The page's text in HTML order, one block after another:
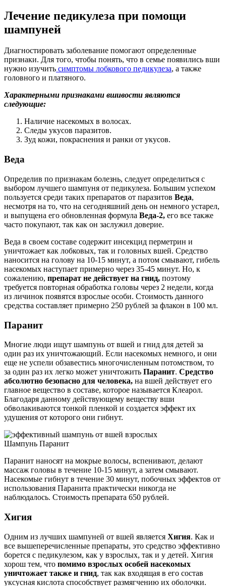
Лечение педикулеза при помощи
шампуней
Диагностировать заболевание помогают определенные
признаки. Для того, чтобы понять, что в семье появились вши
нужно изучить симптомы лобкового педикулеза, а также
головного и платяного.
Характерными признаками вшивости являются
следующие:
Наличие насекомых в волосах.
Следы укусов паразитов.
Зуд кожи, покраснения и ранки от укусов.
Веда
Определив по признакам болезнь, следует определиться с
выбором лучшего шампуня от педикулеза. Большим успехом
пользуется среди таких препаратов от паразитов Веда,
несмотря на то, что на сегодняшний день он немного устарел,
и выпущена его обновленная формула Веда-2, его все также
часто покупают, так как он заслужил доверие.
Веда в своем составе содержит инсекцид перметрин и
уничтожает как лобковых, так и головных вшей. Средство
наносится на голову на 10-15 минут, а потом смывают, гибель
насекомых наступает примерно через 35-45 минут. Но, к
сожалению, препарат не действует на гнид, поэтому
требуется повторная обработка головы через 2 недели, когда
из личинок появятся взрослые особи. Стоимость данного
средства составляет примерно 250 рублей за флакон в 100 мл.
Паранит
Многие люди ищут шампунь от вшей и гнид для детей за
один раз их уничтожающий. Если насекомых немного, и они
еще не успели обзавестись многочисленным потомством, то
за один раз их легко может уничтожить Паранит. Средство
абсолютно безопасно для человека, на вшей действует его
главное вещество в составе, которое называется Клеарол.
Благодаря данному действующему веществу вши
обволакиваются тонкой пленкой и создается эффект их
удушения от которого они гибнут.
Шампунь Паранит
Паранит наносят на мокрые волосы, вспенивают, делают
массаж головы в течение 10-15 минут, а затем смывают.
Насекомые гибнут в течение 30 минут, побочных эффектов от
использования Паранита практически никогда не
наблюдалось. Стоимость препарата 650 рублей.
Хигия
Одним из лучших шампуней от вшей является Хигия. Как и
все вышеперечисленные препараты, это средство эффективно
борется с педикулезом, как у взрослых, так и у детей. Хигия
хорош тем, что помимо взрослых особей насекомых
уничтожает также и гнид, так как входящая в его состав
уксусная кислота способствует размягчению их оболочки.